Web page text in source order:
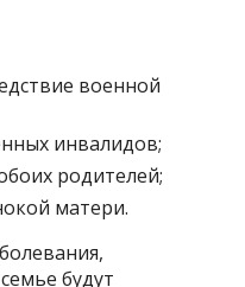
военной
инвалидов;
родителей;
матери.
будут